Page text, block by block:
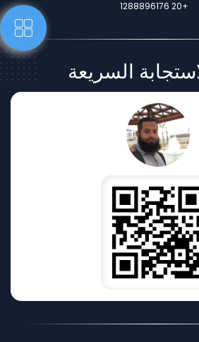
+20 1288896176
السريعة